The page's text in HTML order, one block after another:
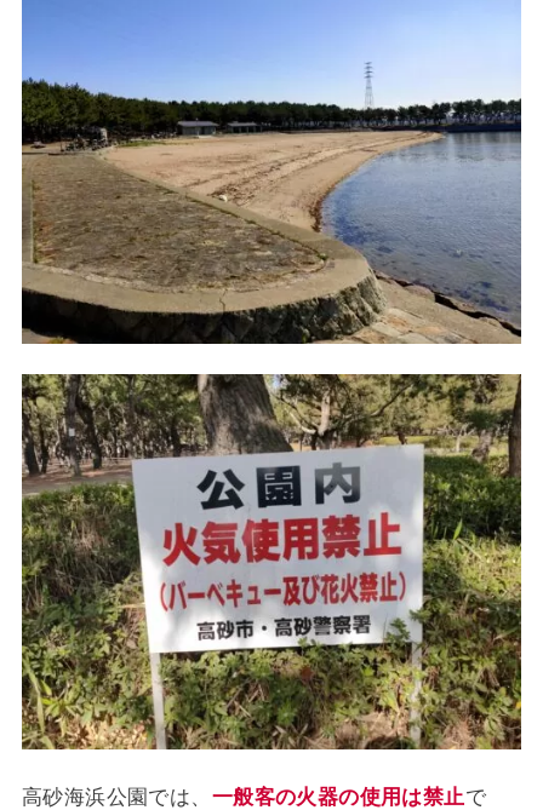
高砂海浜公園では、 一般客の火器の使用は禁止で